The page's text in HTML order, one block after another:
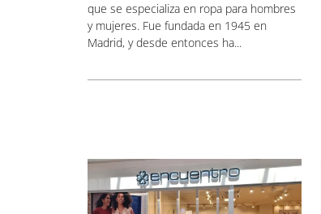
que se especializa en ropa para hombres
y mujeres. Fue fundada en 1945 en
Madrid, y desde entonces ha...